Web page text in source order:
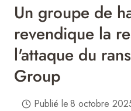
Un groupe de
revendique la
l'attaque du
Group
Publié le8 octobre